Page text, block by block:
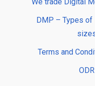
DMP – Types of
Terms and
ODR